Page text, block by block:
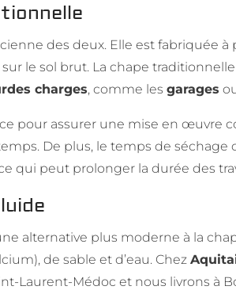
des deux. Elle est fabriquée à
le sol brut. La chape
charges, comme les garages
pour assurer une mise en œuvre
De plus, le temps de séchage
qui peut prolonger la durée des
alternative plus moderne à la
de sable et d’eau. Chez
Laurent-Médoc et nous livrons à